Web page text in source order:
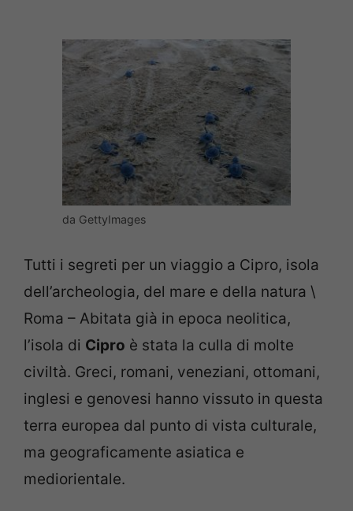
da GettyImages
Tutti i segreti per un viaggio a Cipro, isola
dell’archeologia, del mare e della natura \
Roma – Abitata già in epoca neolitica,
l’isola di Cipro è stata la culla di molte
civiltà. Greci, romani, veneziani, ottomani,
inglesi e genovesi hanno vissuto in questa
terra europea dal punto di vista culturale,
ma geograficamente asiatica e
mediorientale.